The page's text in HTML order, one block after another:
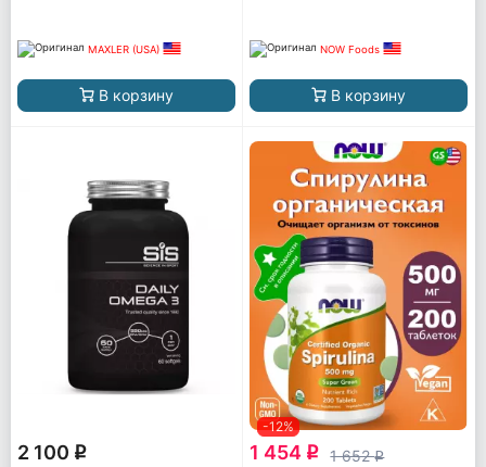
MAXLER (USA)
В корзину
NOW Foods
В корзину
2 100 q
-12%
1 454 q 1 652q